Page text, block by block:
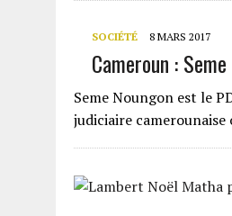
SOCIÉTÉ 8 MARS 2017
Cameroun :
Seme Noungon est le
judiciaire